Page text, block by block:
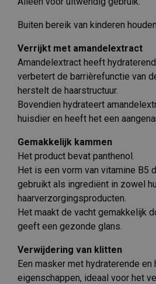
Buiten bereik van kinderen houden.
Verrijkt met amandelextract
Amandelextract heeft
verbetert de barrièrefunctie van
herstelt de haarstructuur.
Bovendien hydrateert
huisdier en heeft het een
Gemakkelijk kammen
Het product bevat panthenol.
Het is een vorm van vitamine B5
gebruikt als ingrediënt in zowel
haarverzorgingsproducten.
Het maakt de vacht gemakkelijk
geeft een gezonde glans.
Verwijdering van klitten
Een masker met hydraterende en
eigenschappen, ideaal voor het